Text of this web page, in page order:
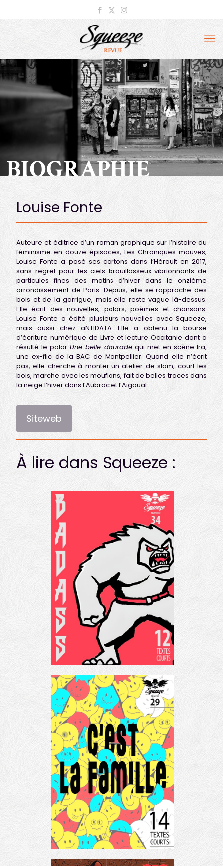
BIOGRAPHIE
Louise Fonte
Auteure et éditrice d’un roman graphique sur l’histoire du
féminisme en douze épisodes, Les Chroniques mauves,
Louise Fonte a posé ses cartons dans l’Hérault en 2017,
sans regret pour les ciels brouillasseux vibrionnants de
particules fines des matins d’hiver dans le onzième
arrondissement de Paris. Depuis, elle se rapproche des
bois et de la garrigue, mais elle reste vague là-dessus.
Elle écrit des nouvelles, polars, poèmes et chansons.
Louise Fonte a édité plusieurs nouvelles avec Squeeze,
mais aussi chez aNTIDATA. Elle a obtenu la bourse
d’écriture numérique de Livre et lecture Occitanie dont a
résulté le polarUne belle dauradequi met en scène Ira,
une ex-flic de la BAC de Montpellier. Quand elle n’écrit
pas, elle cherche à monter un atelier de slam, court les
bois, marche avec les mouflons, fait de belles traces dans
la neige l’hiver dans l’Aubrac et l’Aigoual.
Siteweb
À lire dans Squeeze :